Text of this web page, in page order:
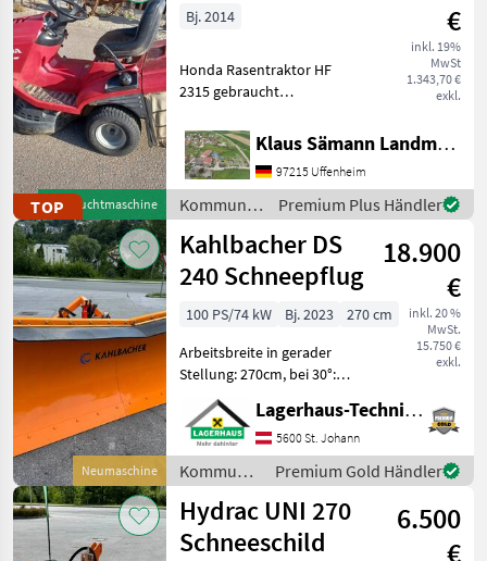
TOPGebrauchtmaschine
€
inkl. 19%
MwSt
1.343,70 €
exkl.
Bj. 2014
Honda Rasentraktor HF
2315 gebraucht
2.Zyl.-V-Twin GCV520
Leistung: 9, 4KW / 13PS bei
2800U/min Getriebe:
stufenloser Hydrostat
Mähwerk: 2
Klaus Sämann Landmaschinen Fachbetrieb GmbH
97215 Uffenheim
Kommunalgeräte
/ Honda
Premium Plus Händler
Neumaschine
Kahlbacher DS
240 Schneepflug
18.900
€
inkl. 20 %
MwSt.
15.750 €
exkl.
100 PS/74 kW Bj. 2023
270 cm
Arbeitsbreite in gerader
Stellung: 270cm, bei 30°:
240cm, mit Schneeblende
Gummi, lagernd und sofort
verfügbar. Wir bitten
telefonisch oder per Mail
Ihren Besuch be
Lagerhaus-Technik St. Johann
5600 St. Johann
Kommunalgeräte
/
Kahlbacher
Premium Gold Händler
Hydrac UNI 270
Schneeschild
6.500
€